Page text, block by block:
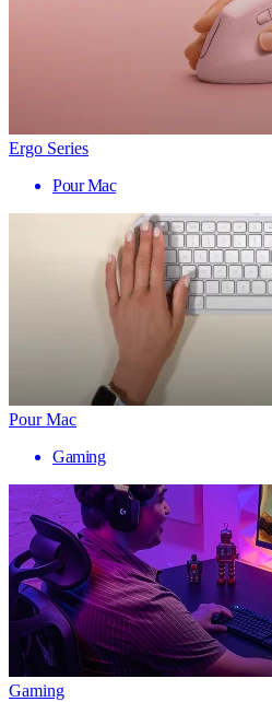
Ergo Series
Pour Mac
Pour Mac
Gaming
Gaming